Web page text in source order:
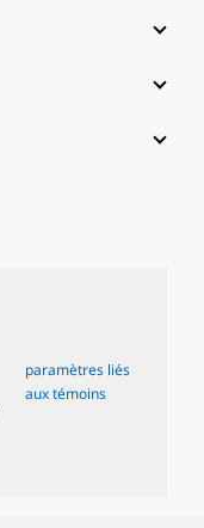
paramètres liés
aux témoins